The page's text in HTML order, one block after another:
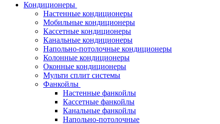
Кондиционеры
Настенные кондиционеры
Мобильные кондиционеры
Кассетные кондиционеры
Канальные кондиционеры
Напольно-потолочные кондиционеры
Колонные кондиционеры
Оконные кондиционеры
Мульти сплит системы
Фанкойлы
Настенные фанкойлы
Кассетные фанкойлы
Канальные фанкойлы
Напольно-потолочные